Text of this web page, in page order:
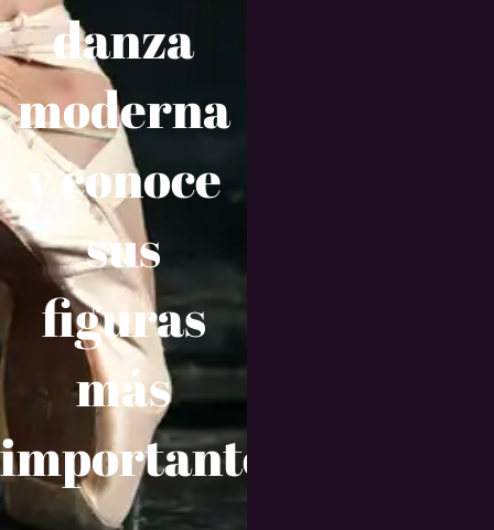
danza
moderna
y conoce
sus
figuras
más
importantes